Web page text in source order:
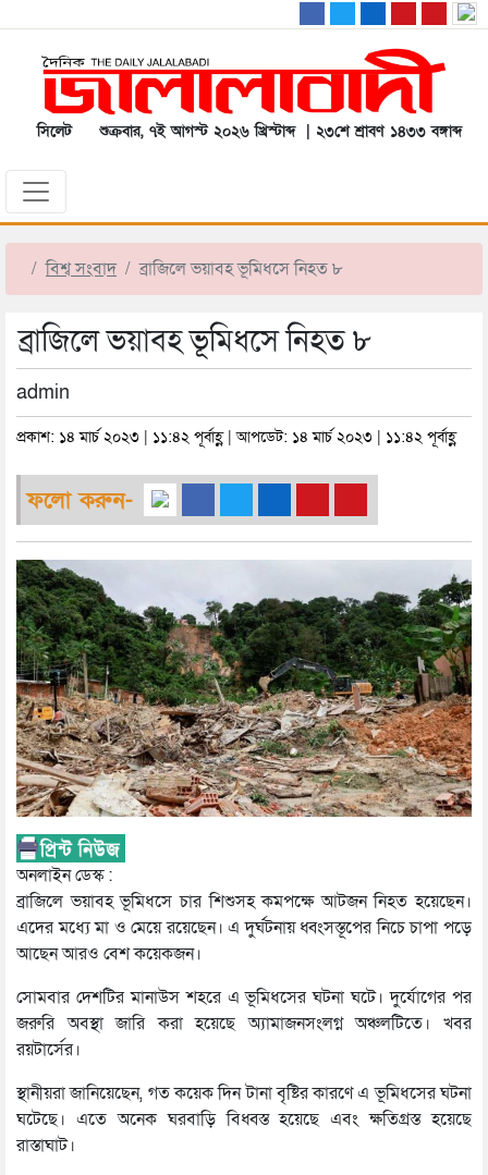
সিলেট শুক্রবার, ৭ই আগস্ট ২০২৬ খ্রিস্টাব্দ | ২৩শে শ্রাবণ ১৪৩৩ বঙ্গাব্দ
বিশ্ব সংবাদ ব্রাজিলে ভয়াবহ ভূমিধসে নিহত ৮
ব্রাজিলে ভয়াবহ ভূমিধসে নিহত ৮
admin
প্রকাশ: ১৪ মার্চ ২০২৩ | ১১:৪২ পূর্বাহ্ণ | আপডেট: ১৪ মার্চ ২০২৩ | ১১:৪২ পূর্বাহ্ণ
ফলো করুন-
অনলাইন ডেস্ক :
ব্রাজিলে ভয়াবহ ভূমিধসে চার শিশুসহ কমপক্ষে আটজন নিহত হয়েছেন।
এদের মধ্যে মা ও মেয়ে রয়েছেন। এ দুর্ঘটনায় ধ্বংসস্তূপের নিচে চাপা পড়ে
আছেন আরও বেশ কয়েকজন।
সোমবার দেশটির মানাউস শহরে এ ভূমিধসের ঘটনা ঘটে। দুর্যোগের পর
জরুরি অবস্থা জারি করা হয়েছে অ্যামাজনসংলগ্ন অঞ্চলটিতে। খবর
রয়টার্সের।
স্থানীয়রা জানিয়েছেন, গত কয়েক দিন টানা বৃষ্টির কারণে এ ভূমিধসের ঘটনা
ঘটেছে। এতে অনেক ঘরবাড়ি বিধ্বস্ত হয়েছে এবং ক্ষতিগ্রস্ত হয়েছে
রাস্তাঘাট।